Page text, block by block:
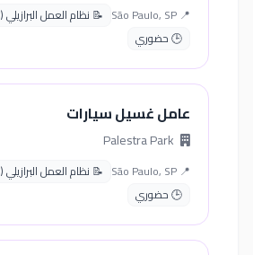
📍 São Paulo, SP
📝 نظام العمل البرازيلي (CLT)
🕒 حضوري
عامل غسيل سيارات
📍 São Paulo, SP
📝 نظام العمل البرازيلي (CLT)
🕒 حضوري